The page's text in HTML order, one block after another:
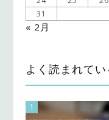
31
« 2月
よく読まれて
1